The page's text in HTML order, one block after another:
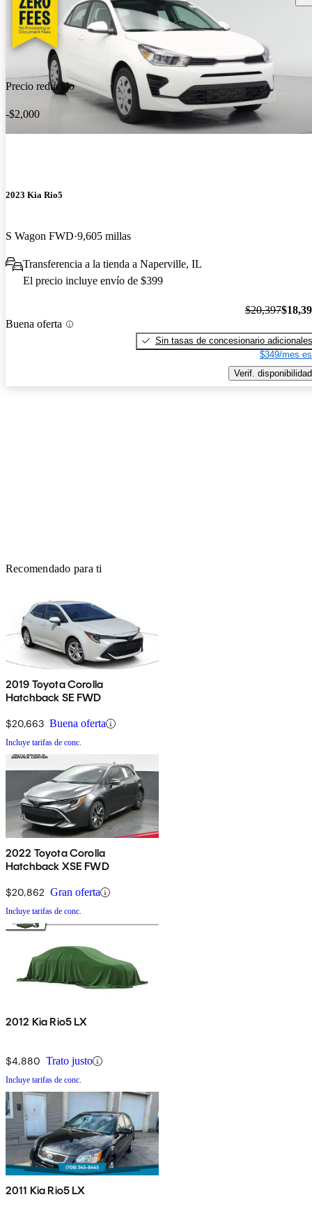
Precio reducido
-$2,000
2023 Kia Rio5
S Wagon FWD 9,605 millas
Transferencia a la tienda a Naperville, IL
El precio incluye envío de $399
Buena oferta
$20,397
Sin tasas de concesionario adicionales
$349/mes
Verif. disponibilidad
Recomendado para ti
2019 Toyota Corolla
Hatchback SE FWD
$20,663 Buena oferta
Incluye tarifas de conc.
2022 Toyota Corolla
Hatchback XSE FWD
$20,862 Gran oferta
Incluye tarifas de conc.
2012 Kia Rio5 LX
$4,880 Trato justo
Incluye tarifas de conc.
2011 Kia Rio5 LX